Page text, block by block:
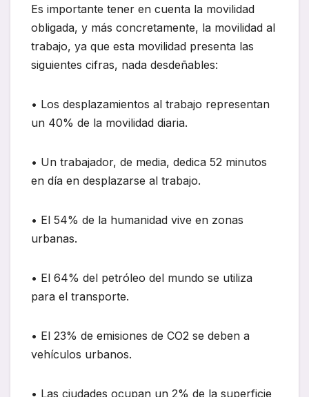
Es importante tener en cuenta la movilidad
obligada, y más concretamente, la movilidad al
trabajo, ya que esta movilidad presenta las
siguientes cifras, nada desdeñables:
• Los desplazamientos al trabajo representan
un 40% de la movilidad diaria.
• Un trabajador, de media, dedica 52 minutos
en día en desplazarse al trabajo.
• El 54% de la humanidad vive en zonas
urbanas.
• El 64% del petróleo del mundo se utiliza
para el transporte.
• El 23% de emisiones de CO2 se deben a
vehículos urbanos.
• Las ciudades ocupan un 2% de la superficie